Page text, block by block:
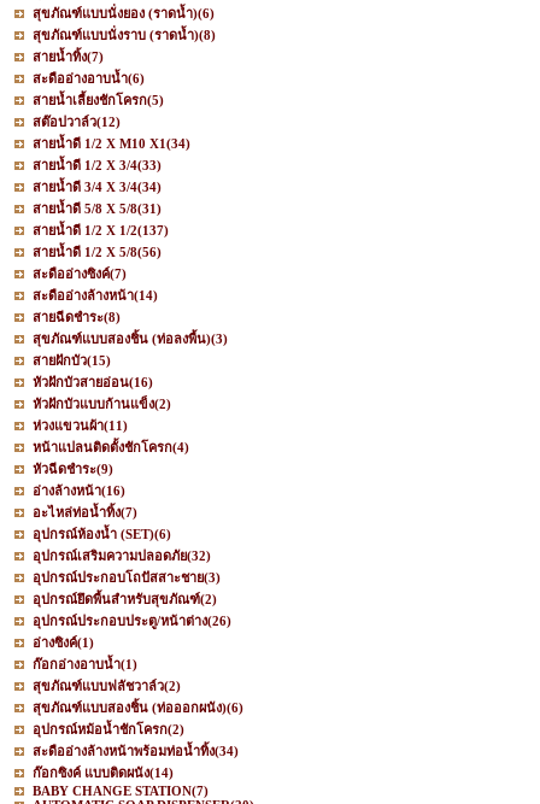
สุขภัณฑ์แบบนั่งยอง (ราดน้ำ)(6)
สุขภัณฑ์แบบนั่งราบ (ราดน้ำ)(8)
สายน้ำทิ้ง(7)
สะดืออ่างอาบน้ำ(6)
สายน้ำเลี้ยงชักโครก(5)
สต๊อปวาล์ว(12)
สายน้ำดี 1/2 X M10 X1(34)
สายน้ำดี 1/2 X 3/4(33)
สายน้ำดี 3/4 X 3/4(34)
สายน้ำดี 5/8 X 5/8(31)
สายน้ำดี 1/2 X 1/2(137)
สายน้ำดี 1/2 X 5/8(56)
สะดืออ่างซิงค์(7)
สะดืออ่างล้างหน้า(14)
สายฉีดชำระ(8)
สุขภัณฑ์แบบสองชิ้น (ท่อลงพื้น)(3)
สายฝักบัว(15)
หัวฝักบัวสายอ่อน(16)
หัวฝักบัวแบบก้านแข็ง(2)
ห่วงแขวนผ้า(11)
หน้าแปลนติดตั้งชักโครก(4)
หัวฉีดชำระ(9)
อ่างล้างหน้า(16)
อะไหล่ท่อน้ำทิ้ง(7)
อุปกรณ์ห้องน้ำ (SET)(6)
อุปกรณ์เสริมความปลอดภัย(32)
อุปกรณ์ประกอบโถปัสสาะชาย(3)
อุปกรณ์ยึดพื้นสำหรับสุขภัณฑ์(2)
อุปกรณ์ประกอบประตู/หน้าต่าง(26)
อ่างซิงค์(1)
ก๊อกอ่างอาบน้ำ(1)
สุขภัณฑ์แบบฟลัชวาล์ว(2)
สุขภัณฑ์แบบสองชิ้น (ท่อออกผนัง)(6)
อุปกรณ์หม้อน้ำชักโครก(2)
สะดืออ่างล้างหน้าพร้อมท่อน้ำทิ้ง(34)
ก๊อกซิงค์ แบบติดผนัง(14)
BABY CHANGE STATION(7)